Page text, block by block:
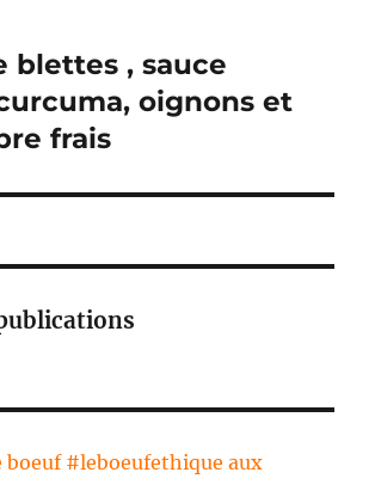
blettes , sauce
oignons et
frais
boeuf #leboeufethique aux